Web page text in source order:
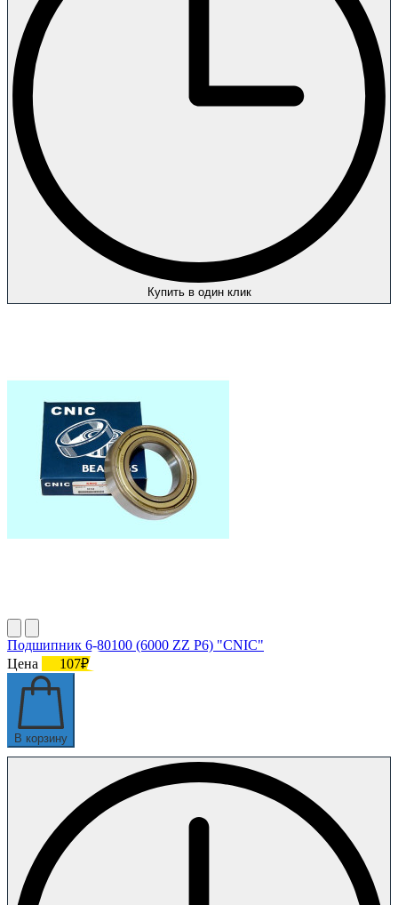
Купить в один клик
Подшипник 6-80100 (6000 ZZ P6) "CNIC"
Цена
107₽
В корзину